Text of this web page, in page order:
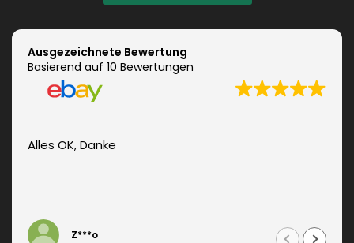
Ausgezeichnete Bewertung
Basierend auf 10 Bewertungen
Alles OK, Danke
Z***o